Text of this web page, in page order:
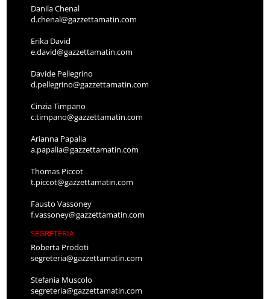
Danila Chenal
d.chenal@gazzettamatin.com
Erika David
e.david@gazzettamatin.com
Davide Pellegrino
d.pellegrino@gazzettamatin.com
Cinzia Timpano
c.timpano@gazzettamatin.com
Arianna Papalia
a.papalia@gazzettamatin.com
Thomas Piccot
t.piccot@gazzettamatin.com
Fausto Vassoney
f.vassoney@gazzettamatin.com
SEGRETERIA
Roberta Prodoti
segreteria@gazzettamatin.com
Stefania Muscolo
segreteria@gazzettamatin.com